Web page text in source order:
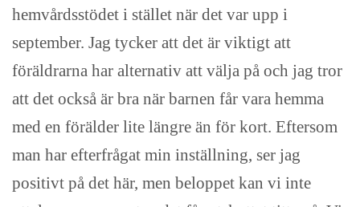
hemvårdsstödet i stället när det var upp i
september. Jag tycker att det är viktigt att
föräldrarna har alternativ att välja på och jag tror
att det också är bra när barnen får vara hemma
med en förälder lite längre än för kort. Eftersom
man har efterfrågat min inställning, ser jag
positivt på det här, men beloppet kan vi inte